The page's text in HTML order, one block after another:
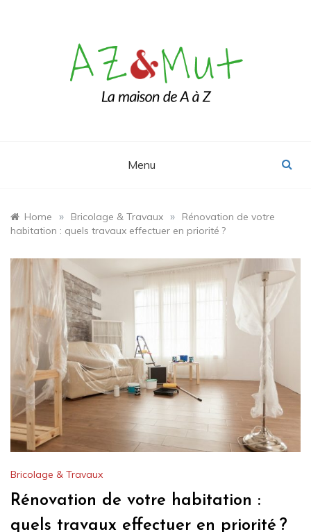
Menu
Home » Bricolage & Travaux »
Rénovation de votre
habitation : quels travaux effectuer en priorité ?
Bricolage & Travaux
Rénovation de votre habitation :
quels travaux effectuer en priorité ?